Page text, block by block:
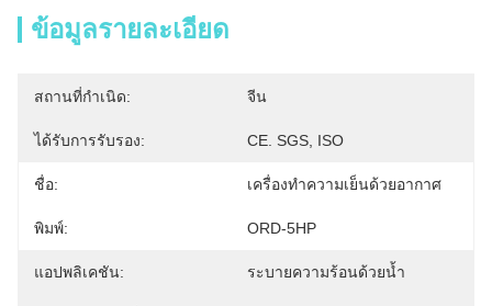
ข้อมูลรายละเอียด
สถานที่กำเนิด: จีน
ได้รับการรับรอง: CE. SGS, ISO
ชื่อ: เครื่องทำความเย็นด้วยอากาศ
พิมพ์: ORD-5HP
แอปพลิเคชัน: ระบายความร้อนด้วยน้ำ